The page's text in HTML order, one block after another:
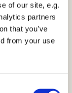
of our site, e.g.
partners
that you’ve
from your use
at kaste
relevant for